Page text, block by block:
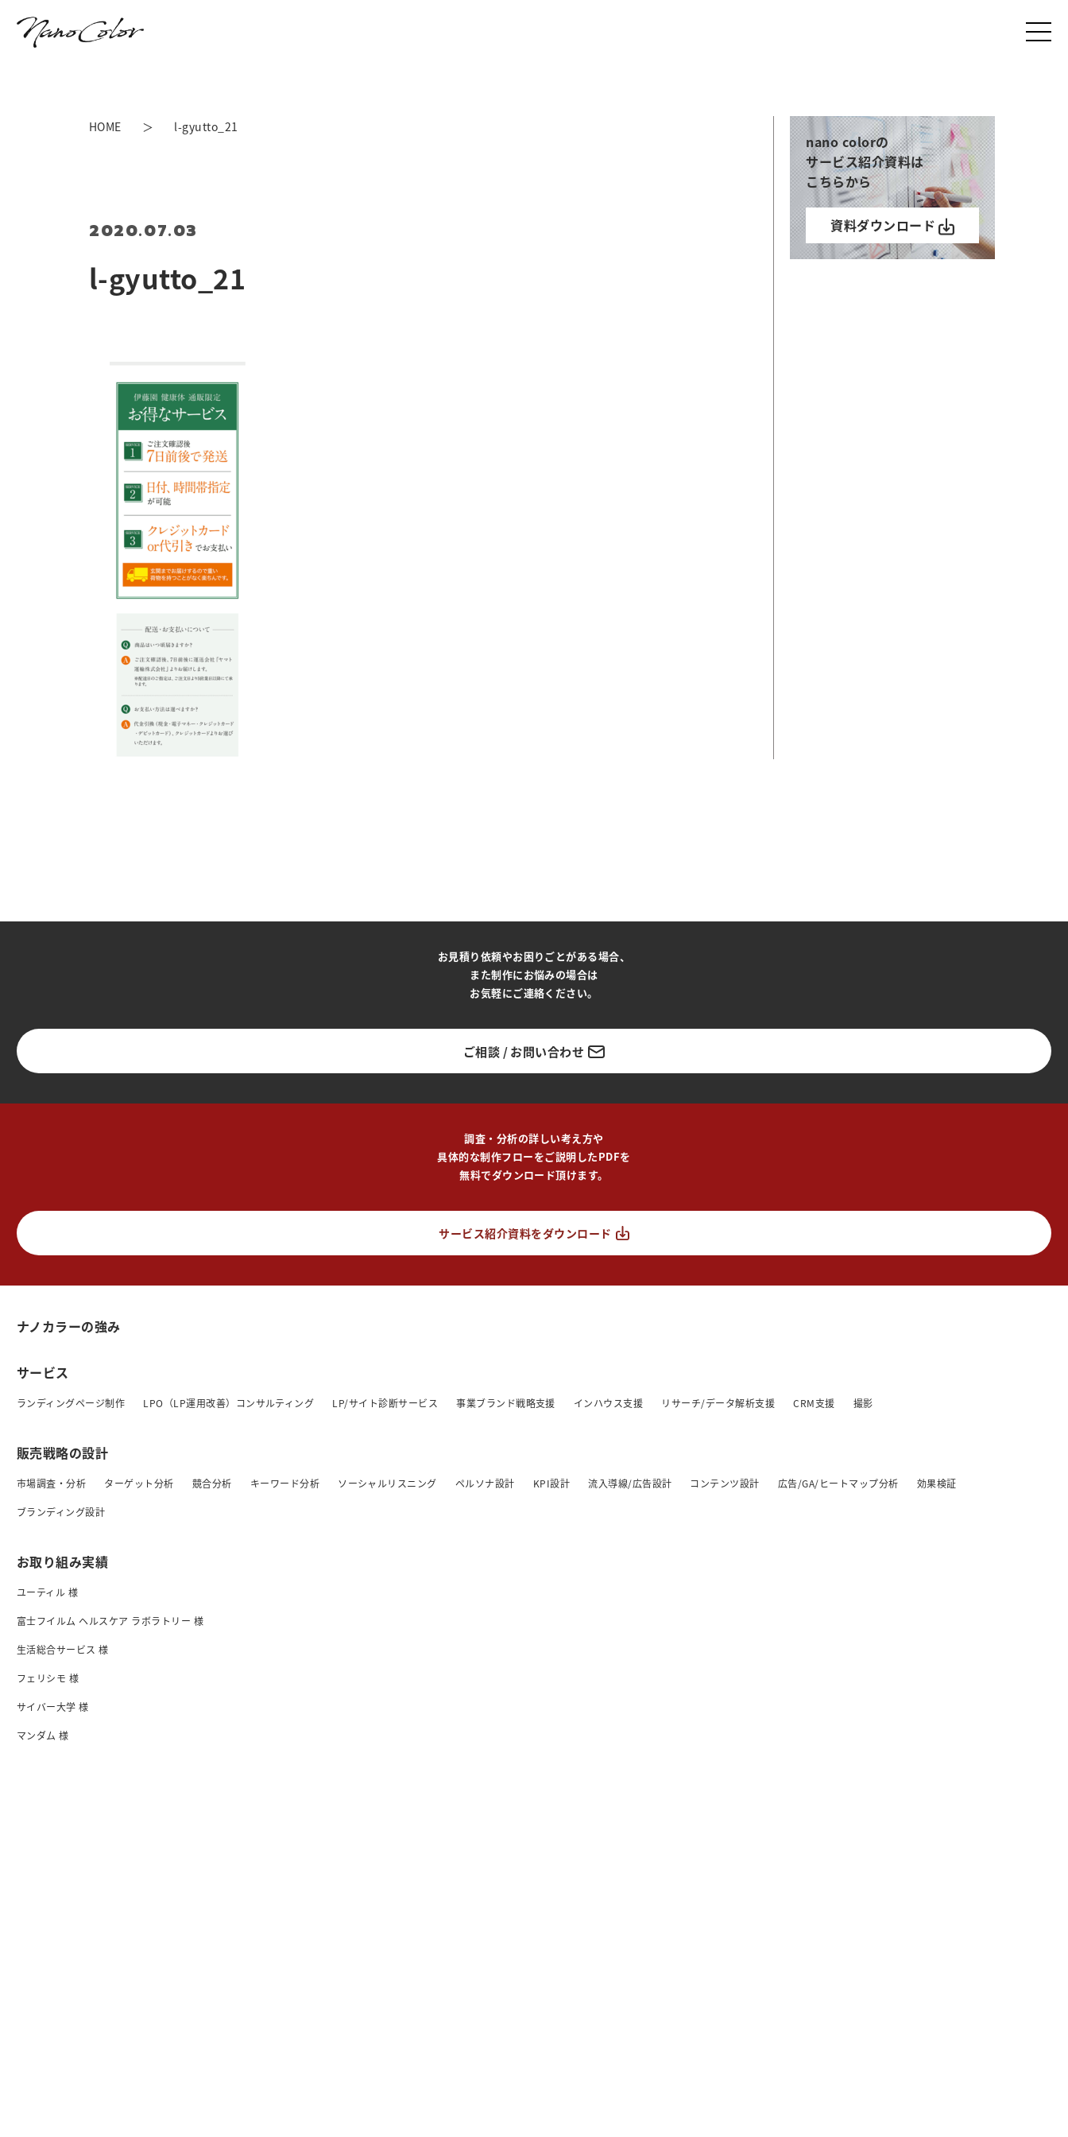
l-gyutto_21
2020.07.03
HOME l-gyutto_21
nano colorの
サービス紹介資料は
こちらから
資料ダウンロード
お見積り依頼やお困りごとがある場合、
また制作にお悩みの場合は
お気軽にご連絡ください。
ご相談 / お問い合わせ
調査・分析の詳しい考え方や
具体的な制作フローをご説明したPDFを
無料でダウンロード頂けます。
サービス紹介資料をダウンロード
ナノカラーの強み
サービス
ランディングページ制作 LPO（LP運用改善）コンサルティング LP/サイト診断サービス 事業ブランド戦略支援 インハウス支援 リサーチ/データ解析支援 CRM支援 撮影
販売戦略の設計
市場調査・分析 ターゲット分析 競合分析 キーワード分析 ソーシャルリスニング ペルソナ設計 KPI設計 流入導線/広告設計 コンテンツ設計 広告/GA/ヒートマップ分析 効果検証
ブランディング設計
お取り組み実績
ユーティル 様
富士フイルム ヘルスケア ラボラトリー 様
生活総合サービス 様
フェリシモ 様
サイバー大学 様
マンダム 様